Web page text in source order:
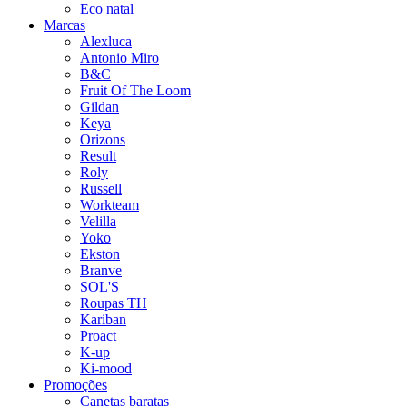
Eco natal
Marcas
Alexluca
Antonio Miro
B&C
Fruit Of The Loom
Gildan
Keya
Orizons
Result
Roly
Russell
Workteam
Velilla
Yoko
Ekston
Branve
SOL'S
Roupas TH
Kariban
Proact
K-up
Ki-mood
Promoções
Canetas baratas